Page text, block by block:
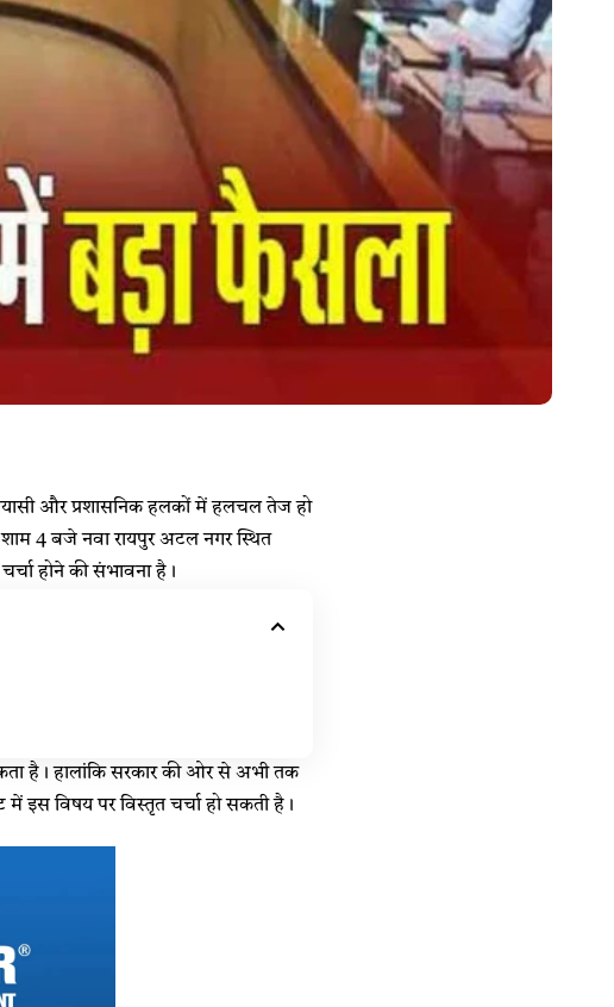
और प्रशासनिक हलकों में हलचल तेज हो
4 बजे नवा रायपुर अटल नगर स्थित
होने की संभावना है।
है। हालांकि सरकार की ओर से अभी तक
इस विषय पर विस्तृत चर्चा हो सकती है।